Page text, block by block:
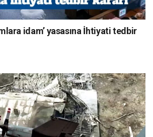
idam’ yasasına İhtiyati tedbir